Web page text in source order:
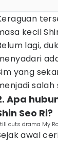
kecil
lagi,
yang
Apa
Seo Ri?
cuts drama My
awal